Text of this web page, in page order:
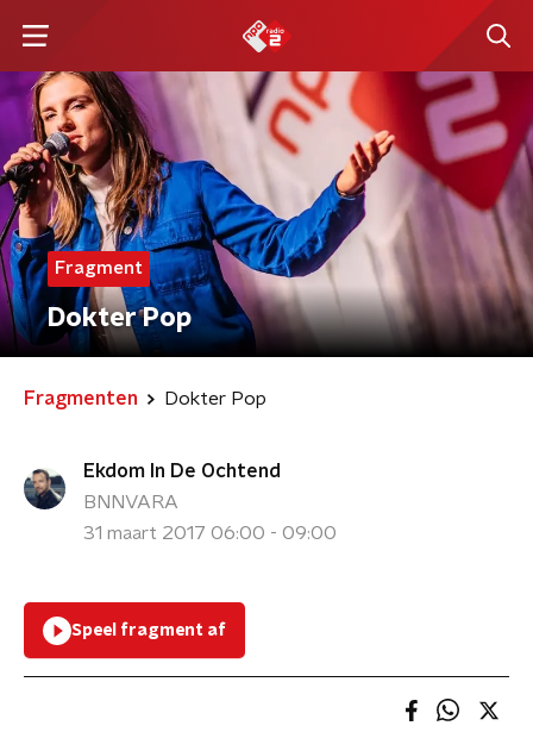
Fragment
Dokter Pop
Fragmenten Dokter Pop
Ekdom In De Ochtend
BNNVARA
31 maart 2017 06:00 - 09:00
Speel fragment af